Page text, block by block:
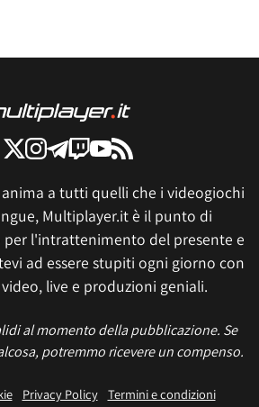
a tutti quelli che i videogiochi
Multiplayer.it è il punto di
l'intrattenimento del presente e
ad essere stupiti ogni giorno con
live e produzioni geniali.
al momento della pubblicazione. Se
potremmo ricevere un compenso.
Privacy Policy
Termini e condizioni